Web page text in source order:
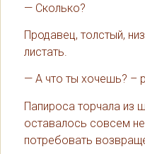
— Сколько?
Продавец, толстый,
листать.
— А что ты хочешь? –
Папироса торчала из
оставалось совсем
потребовать